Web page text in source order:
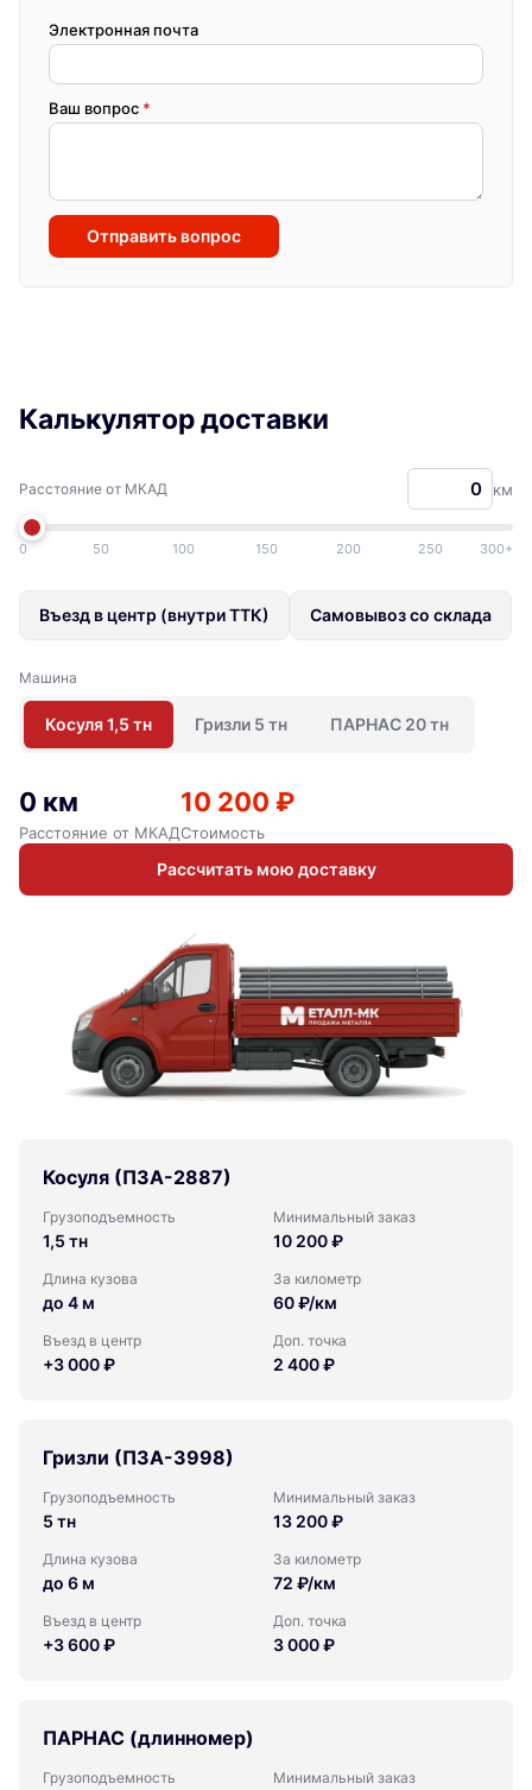
Электронная почта
Ваш вопрос *
Отправить вопрос
Калькулятор доставки
Расстояние от МКАД км
0 50 100 150 200 250 300+
Въезд в центр (внутри ТТК) Самовывоз со склада
Машина
Косуля 1,5 тн Гризли 5 тн ПАРНАС 20 тн
0 км
Расстояние от МКАД
10 200 ₽
Стоимость
Рассчитать мою доставку
Косуля (ПЗА-2887)
Грузоподъемность
1,5 тн
Минимальный заказ
10 200 ₽
Длина кузова
до 4 м
За километр
60 ₽/км
Въезд в центр
+3 000 ₽
Доп. точка
2 400 ₽
Гризли (ПЗА-3998)
Грузоподъемность
5 тн
Минимальный заказ
13 200 ₽
Длина кузова
до 6 м
За километр
72 ₽/км
Въезд в центр
+3 600 ₽
Доп. точка
3 000 ₽
ПАРНАС (длинномер)
Грузоподъемность Минимальный заказ